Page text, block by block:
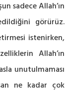
sadece Allah’ın
görürüz.
istenirken,
Allah’ın
unutulmaması
ne kadar çok